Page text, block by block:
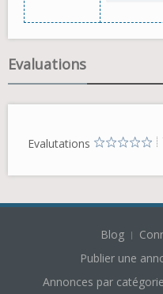
Evaluations
Evalutations
Blog
Publier une
Annonces par catégorie